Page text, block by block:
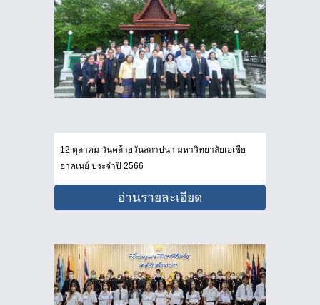
12 ตุลาคม วันคล้ายวันสถาปนา มหาวิทยาลัยเอเชีย
อาคเนย์ ประจำปี 2566
อ่านรายละเอียด